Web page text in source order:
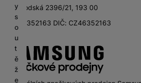
y
s
o
u
t
ě
ž
e
Náchodská 2396/21, 193 00
IČ: 46352163 DIČ: CZ46352163